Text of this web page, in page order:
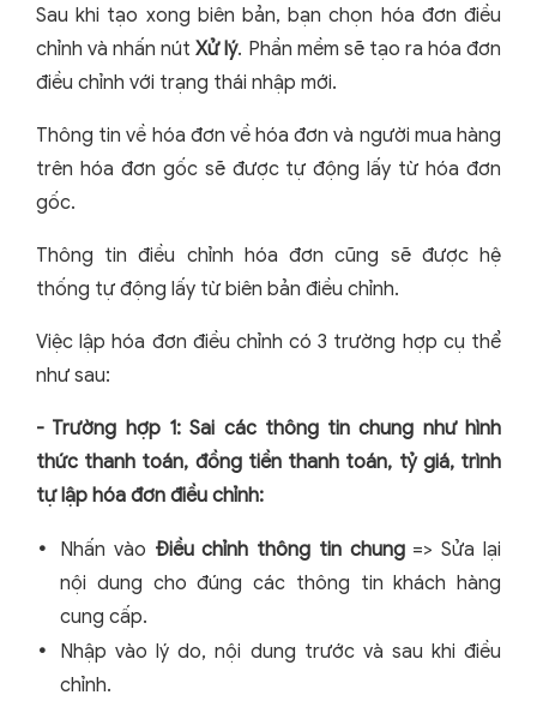
Sau khi tạo xong biên bản, bạn chọn hóa đơn điều
chỉnh và nhấn nútXử lý. Phần mềm sẽ tạo ra hóa đơn
điều chỉnh với trạng thái nhập mới.
Thông tin về hóa đơn về hóa đơn và người mua hàng
trên hóa đơn gốc sẽ được tự động lấy từ hóa đơn
gốc.
Thông tin điều chỉnh hóa đơn cũng sẽ được hệ
thống tự động lấy từ biên bản điều chỉnh.
Việc lập hóa đơn điều chỉnh có 3 trường hợp cụ thể
như sau:
- Trường hợp 1: Sai các thông tin chung như hình
thức thanh toán, đồng tiền thanh toán, tỷ giá, trình
tự lập hóa đơn điều chỉnh:
Nhấn vào Điều chỉnh thông tin chung=> Sửa lại
nội dung cho đúng các thông tin khách hàng
cung cấp.
Nhập vào lý do, nội dung trước và sau khi điều
chỉnh.